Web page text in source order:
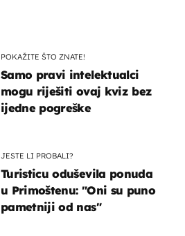
POKAŽITE ŠTO ZNATE!
Samo pravi intelektualci
mogu riješiti ovaj kviz bez
ijedne pogreške
JESTE LI PROBALI?
Turisticu oduševila ponuda
u Primoštenu: "Oni su puno
pametniji od nas"